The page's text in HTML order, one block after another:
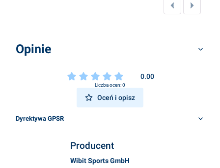
Opinie
0.00
Liczba ocen: 0
Oceń i opisz
Dyrektywa GPSR
Producent
Wibit Sports GmbH